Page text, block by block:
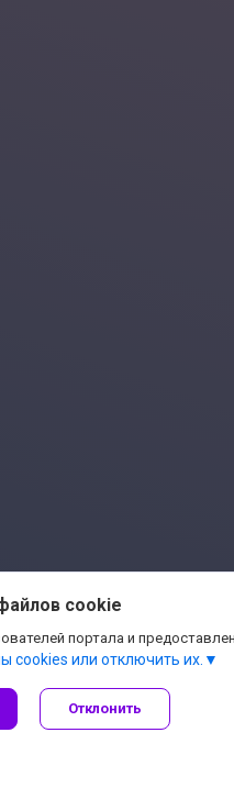
cookie
портала и
cookies или отключить их.
Отклонить